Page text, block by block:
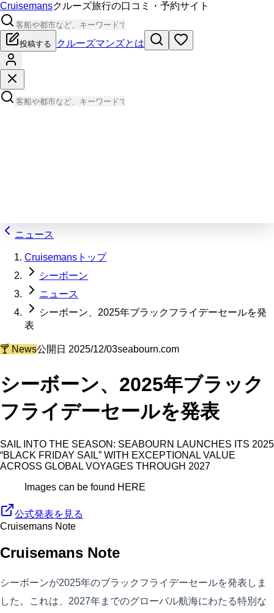
Cruisemansクルーズ旅行の口コミ・予約サイト
投稿する クルーズマンズとは
ニュース
Cruisemansトップ
シーボーン
ニュース
シーボーン、2025年ブラックフライデーセールを発
表
🍸 News公開日 2025/12/03seabourn.com
シーボーン、2025年ブラック
フライデーセールを発表
SAIL INTO THE SEASON: SEABOURN LAUNCHES ITS 2025
“BLACK FRIDAY SAIL” WITH EXCEPTIONAL VALUE
ACROSS GLOBAL VOYAGES THROUGH 2027
Images can be found HERE
公式発表を見る
Cruisemans Note
Cruisemans Note
シーボーンが2025年のブラックフライデーセールを発表しま
した。これは、2027年までのグローバル航海にわたる特別な